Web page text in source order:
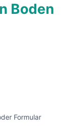
Boden
Formular